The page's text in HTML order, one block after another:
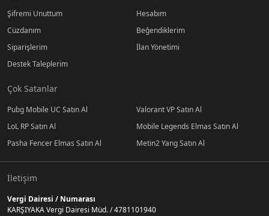
Şifremi Unuttum
Hesabım
Cüzdanım
Beğendiklerim
Siparişlerim
İlan Yönetimi
Destek Taleplerim
Çok Satanlar
Pubg Mobile UC Satın Al
Valorant VP Satın Al
LoL RP Satın Al
Mobile Legends Elmas Satın Al
Pasha Fencer Elmas Satın Al
Metin2 Yang Satın Al
İletişim
Vergi Dairesi / Numarası
KARŞIYAKA Vergi Dairesi Müd. / 4781101940